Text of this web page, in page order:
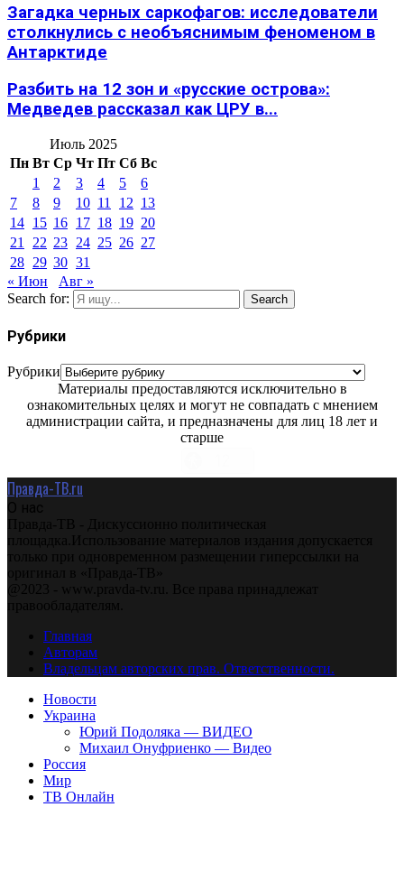
Загадка черных саркофагов: исследователи
столкнулись с необъяснимым феноменом в
Антарктиде
Разбить на 12 зон и «русские острова»:
Медведев рассказал как ЦРУ в...
Июль 2025
Пн Вт Ср Чт Пт Сб Вс
1
2 3 4 5
6
7
8 9 10 11 12 13
14 15 16 17 18 19 20
21
22 23 24 25 26 27
28 29 30 31
« Июн
Авг »
Search for:
Search
Рубрики
Рубрики
Материалы предоставляются исключительно в
ознакомительных целях и могут не совпадать с мнением
администрации сайта, и предназначены для лиц 18 лет и
старше
Правда-ТВ.ru
О нас
Правда-ТВ - Дискуссионно политическая
площадка.Использование материалов издания допускается
только при одновременном размещении гиперссылки на
оригинал в «Правда-ТВ»
@2023 - www.pravda-tv.ru. Все права принадлежат
правообладателям.
Главная
Авторам
Владельцам авторских прав. Ответственности.
Новости
Украина
Юрий Подоляка — ВИДЕО
Михаил Онуфриенко — Видео
Россия
Мир
ТВ Онлайн